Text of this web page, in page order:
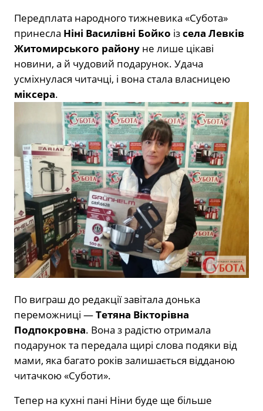
Передплата народного тижневика «Субота»
принесла Ніні Василівні Бойко ізсела Левків
Житомирського району не лише цікаві
новини, а й чудовий подарунок. Удача
усміхнулася читачці, і вона стала власницею
міксера.
По виграш до редакції завітала донька
переможниці —Тетяна Вікторівна
Подпокровна. Вона з радістю отримала
подарунок та передала щирі слова подяки від
мами, яка багато років залишається відданою
читачкою «Суботи».
Тепер на кухні пані Ніни буде ще більше